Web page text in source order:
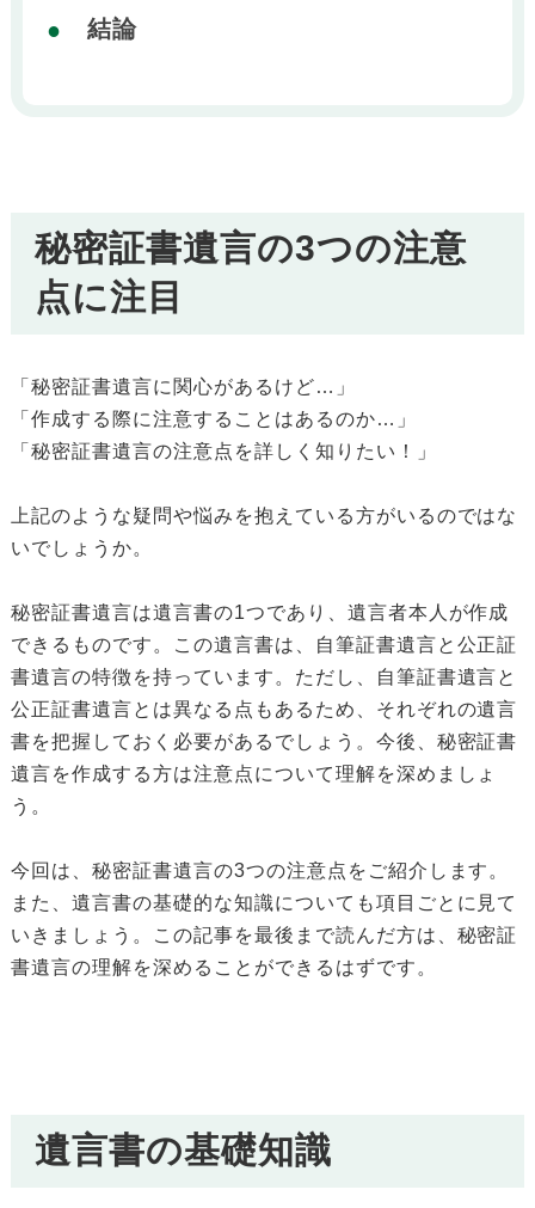
結論
秘密証書遺言の3つの注意
点に注目
「秘密証書遺言に関心があるけど…」
「作成する際に注意することはあるのか…」
「秘密証書遺言の注意点を詳しく知りたい！」
上記のような疑問や悩みを抱えている方がいるのではな
いでしょうか。
秘密証書遺言は遺言書の1つであり、遺言者本人が作成
できるものです。この遺言書は、自筆証書遺言と公正証
書遺言の特徴を持っています。ただし、自筆証書遺言と
公正証書遺言とは異なる点もあるため、それぞれの遺言
書を把握しておく必要があるでしょう。今後、秘密証書
遺言を作成する方は注意点について理解を深めましょ
う。
今回は、秘密証書遺言の3つの注意点をご紹介します。
また、遺言書の基礎的な知識についても項目ごとに見て
いきましょう。この記事を最後まで読んだ方は、秘密証
書遺言の理解を深めることができるはずです。
遺言書の基礎知識